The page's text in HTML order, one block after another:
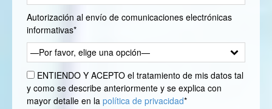
Autorización al envío de comunicaciones electrónicas
informativas*
—Por favor, elige una opción—
ENTIENDO Y ACEPTO el tratamiento de mis datos tal
y como se describe anteriormente y se explica con
mayor detalle en lapolítica de privacidad*